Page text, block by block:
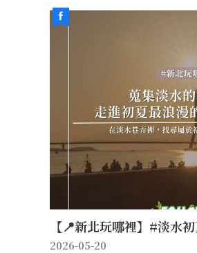
【📍新北玩哪裡】#淡水
2026-05-20